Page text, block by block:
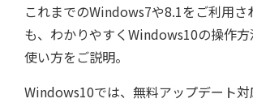
これまでのWindows7や8.1をご利用さ
も、わかりやすくWindows10の操作
使い方をご説明。
Windows10では、無料アップデート